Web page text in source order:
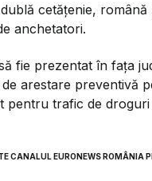
cetățenie, română
anchetatori.
fie prezentat în fața
arestare preventivă
pentru trafic de droguri
CANALUL EURONEWS ROMÂNIA